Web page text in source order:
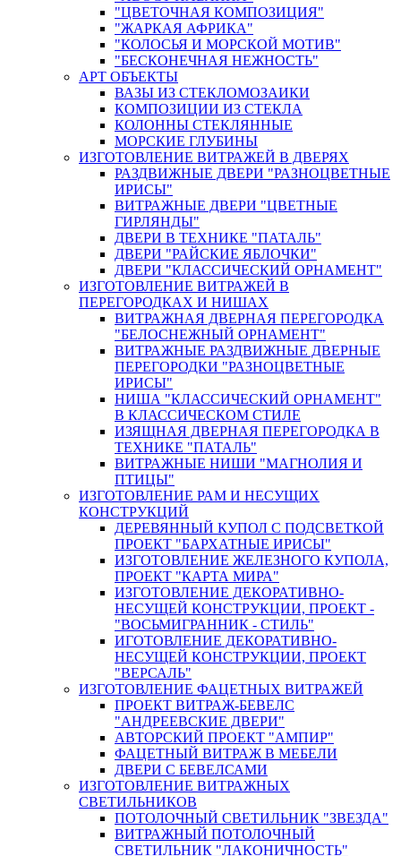
"ЦВЕТОЧНАЯ КОМПОЗИЦИЯ"
"ЖАРКАЯ АФРИКА"
"КОЛОСЬЯ И МОРСКОЙ МОТИВ"
"БЕСКОНЕЧНАЯ НЕЖНОСТЬ"
АРТ ОБЪЕКТЫ
ВАЗЫ ИЗ СТЕКЛОМОЗАИКИ
КОМПОЗИЦИИ ИЗ СТЕКЛА
КОЛОННЫ СТЕКЛЯННЫЕ
МОРСКИЕ ГЛУБИНЫ
ИЗГОТОВЛЕНИЕ ВИТРАЖЕЙ В ДВЕРЯХ
РАЗДВИЖНЫЕ ДВЕРИ "РАЗНОЦВЕТНЫЕ
ИРИСЫ"
ВИТРАЖНЫЕ ДВЕРИ "ЦВЕТНЫЕ
ГИРЛЯНДЫ"
ДВЕРИ В ТЕХНИКЕ "ПАТАЛЬ"
ДВЕРИ "РАЙСКИЕ ЯБЛОЧКИ"
ДВЕРИ "КЛАССИЧЕСКИЙ ОРНАМЕНТ"
ИЗГОТОВЛЕНИЕ ВИТРАЖЕЙ В
ПЕРЕГОРОДКАХ И НИШАХ
ВИТРАЖНАЯ ДВЕРНАЯ ПЕРЕГОРОДКА
"БЕЛОСНЕЖНЫЙ ОРНАМЕНТ"
ВИТРАЖНЫЕ РАЗДВИЖНЫЕ ДВЕРНЫЕ
ПЕРЕГОРОДКИ "РАЗНОЦВЕТНЫЕ
ИРИСЫ"
НИША "КЛАССИЧЕСКИЙ ОРНАМЕНТ"
В КЛАССИЧЕСКОМ СТИЛЕ
ИЗЯЩНАЯ ДВЕРНАЯ ПЕРЕГОРОДКА В
ТЕХНИКЕ "ПАТАЛЬ"
ВИТРАЖНЫЕ НИШИ "МАГНОЛИЯ И
ПТИЦЫ"
ИЗГОТОВЛЕНИЕ РАМ И НЕСУЩИХ
КОНСТРУКЦИЙ
ДЕРЕВЯННЫЙ КУПОЛ С ПОДСВЕТКОЙ
ПРОЕКТ "БАРХАТНЫЕ ИРИСЫ"
ИЗГОТОВЛЕНИЕ ЖЕЛЕЗНОГО КУПОЛА,
ПРОЕКТ "КАРТА МИРА"
ИЗГОТОВЛЕНИЕ ДЕКОРАТИВНО-
НЕСУЩЕЙ КОНСТРУКЦИИ, ПРОЕКТ -
"ВОСЬМИГРАННИК - СТИЛЬ"
ИГОТОВЛЕНИЕ ДЕКОРАТИВНО-
НЕСУЩЕЙ КОНСТРУКЦИИ, ПРОЕКТ
"ВЕРСАЛЬ"
ИЗГОТОВЛЕНИЕ ФАЦЕТНЫХ ВИТРАЖЕЙ
ПРОЕКТ ВИТРАЖ-БЕВЕЛС
"АНДРЕЕВСКИЕ ДВЕРИ"
АВТОРСКИЙ ПРОЕКТ "АМПИР"
ФАЦЕТНЫЙ ВИТРАЖ В МЕБЕЛИ
ДВЕРИ С БЕВЕЛСАМИ
ИЗГОТОВЛЕНИЕ ВИТРАЖНЫХ
СВЕТИЛЬНИКОВ
ПОТОЛОЧНЫЙ СВЕТИЛЬНИК "ЗВЕЗДА"
ВИТРАЖНЫЙ ПОТОЛОЧНЫЙ
СВЕТИЛЬНИК "ЛАКОНИЧНОСТЬ"